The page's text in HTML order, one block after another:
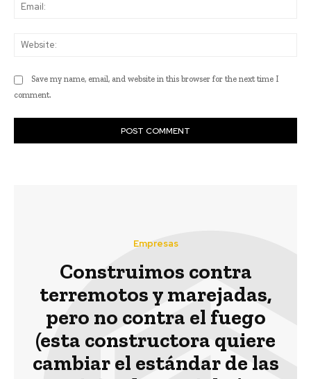
Save my name, email, and website in this browser for the next time I
comment.